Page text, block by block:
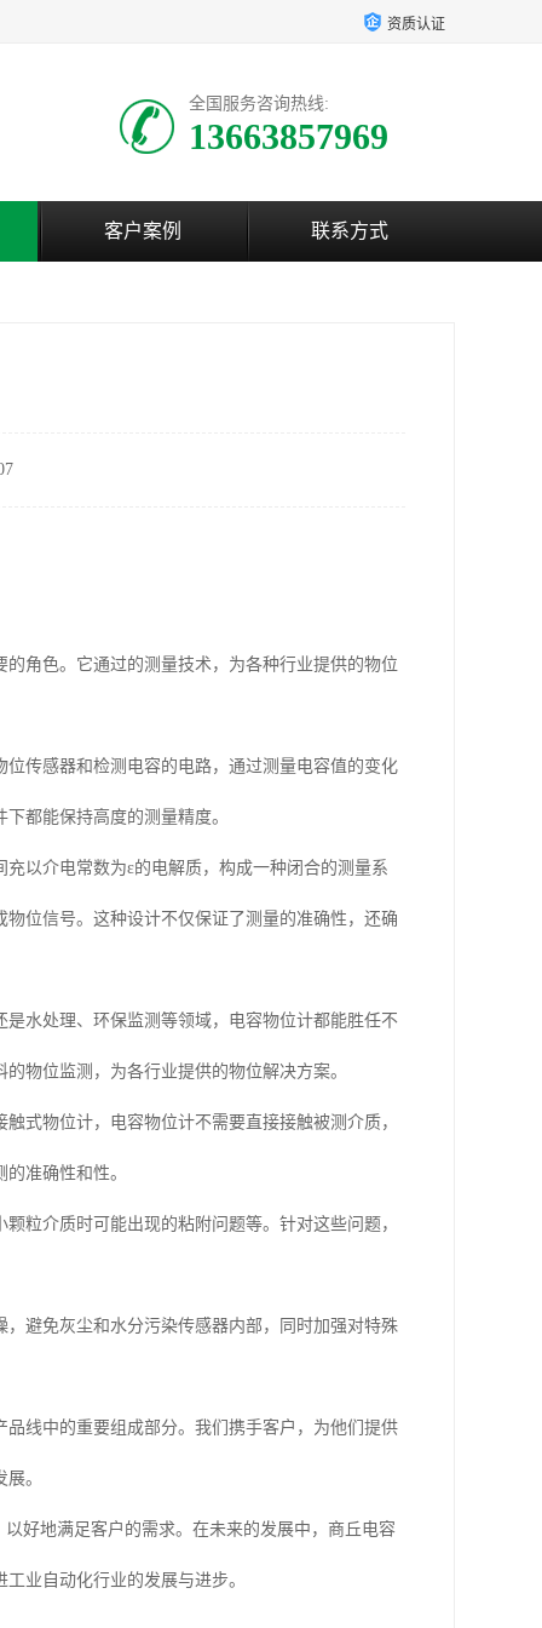
资质认证
全国服务咨询热线:
13663857969
客户案例 联系方式
角色。它通过的测量技术，为各种行业提供的物位
传感器和检测电容的电路，通过测量电容值的变化
都能保持高度的测量精度。
以介电常数为ε的电解质，构成一种闭合的测量系
位信号。这种设计不仅保证了测量的准确性，还确
水处理、环保监测等领域，电容物位计都能胜任不
物位监测，为各行业提供的物位解决方案。
式物位计，电容物位计不需要直接接触被测介质，
准确性和性。
粒介质时可能出现的粘附问题等。针对这些问题，
避免灰尘和水分污染传感器内部，同时加强对特殊
线中的重要组成部分。我们携手客户，为他们提供
。
好地满足客户的需求。在未来的发展中，商丘电容
业自动化行业的发展与进步。